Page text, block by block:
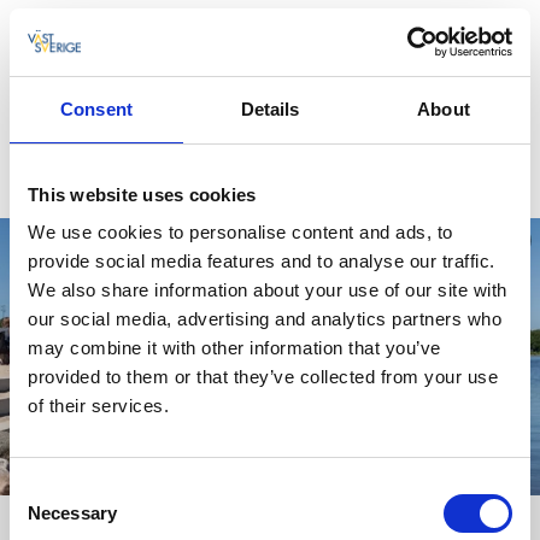
Consent Details About
This website uses cookies
We use cookies to personalise content and ads, to
provide social media features and to analyse our traffic.
We also share information about your use of our site with
our social media, advertising and analytics partners who
may combine it with other information that you’ve
provided to them or that they’ve collected from your use
of their services.
Consent
Selection
Necessary
Aktiviteter & besöksmål
Upptäck personliga butiker, vackra byggnader, ljuvliga
Se & göra i Lidköping